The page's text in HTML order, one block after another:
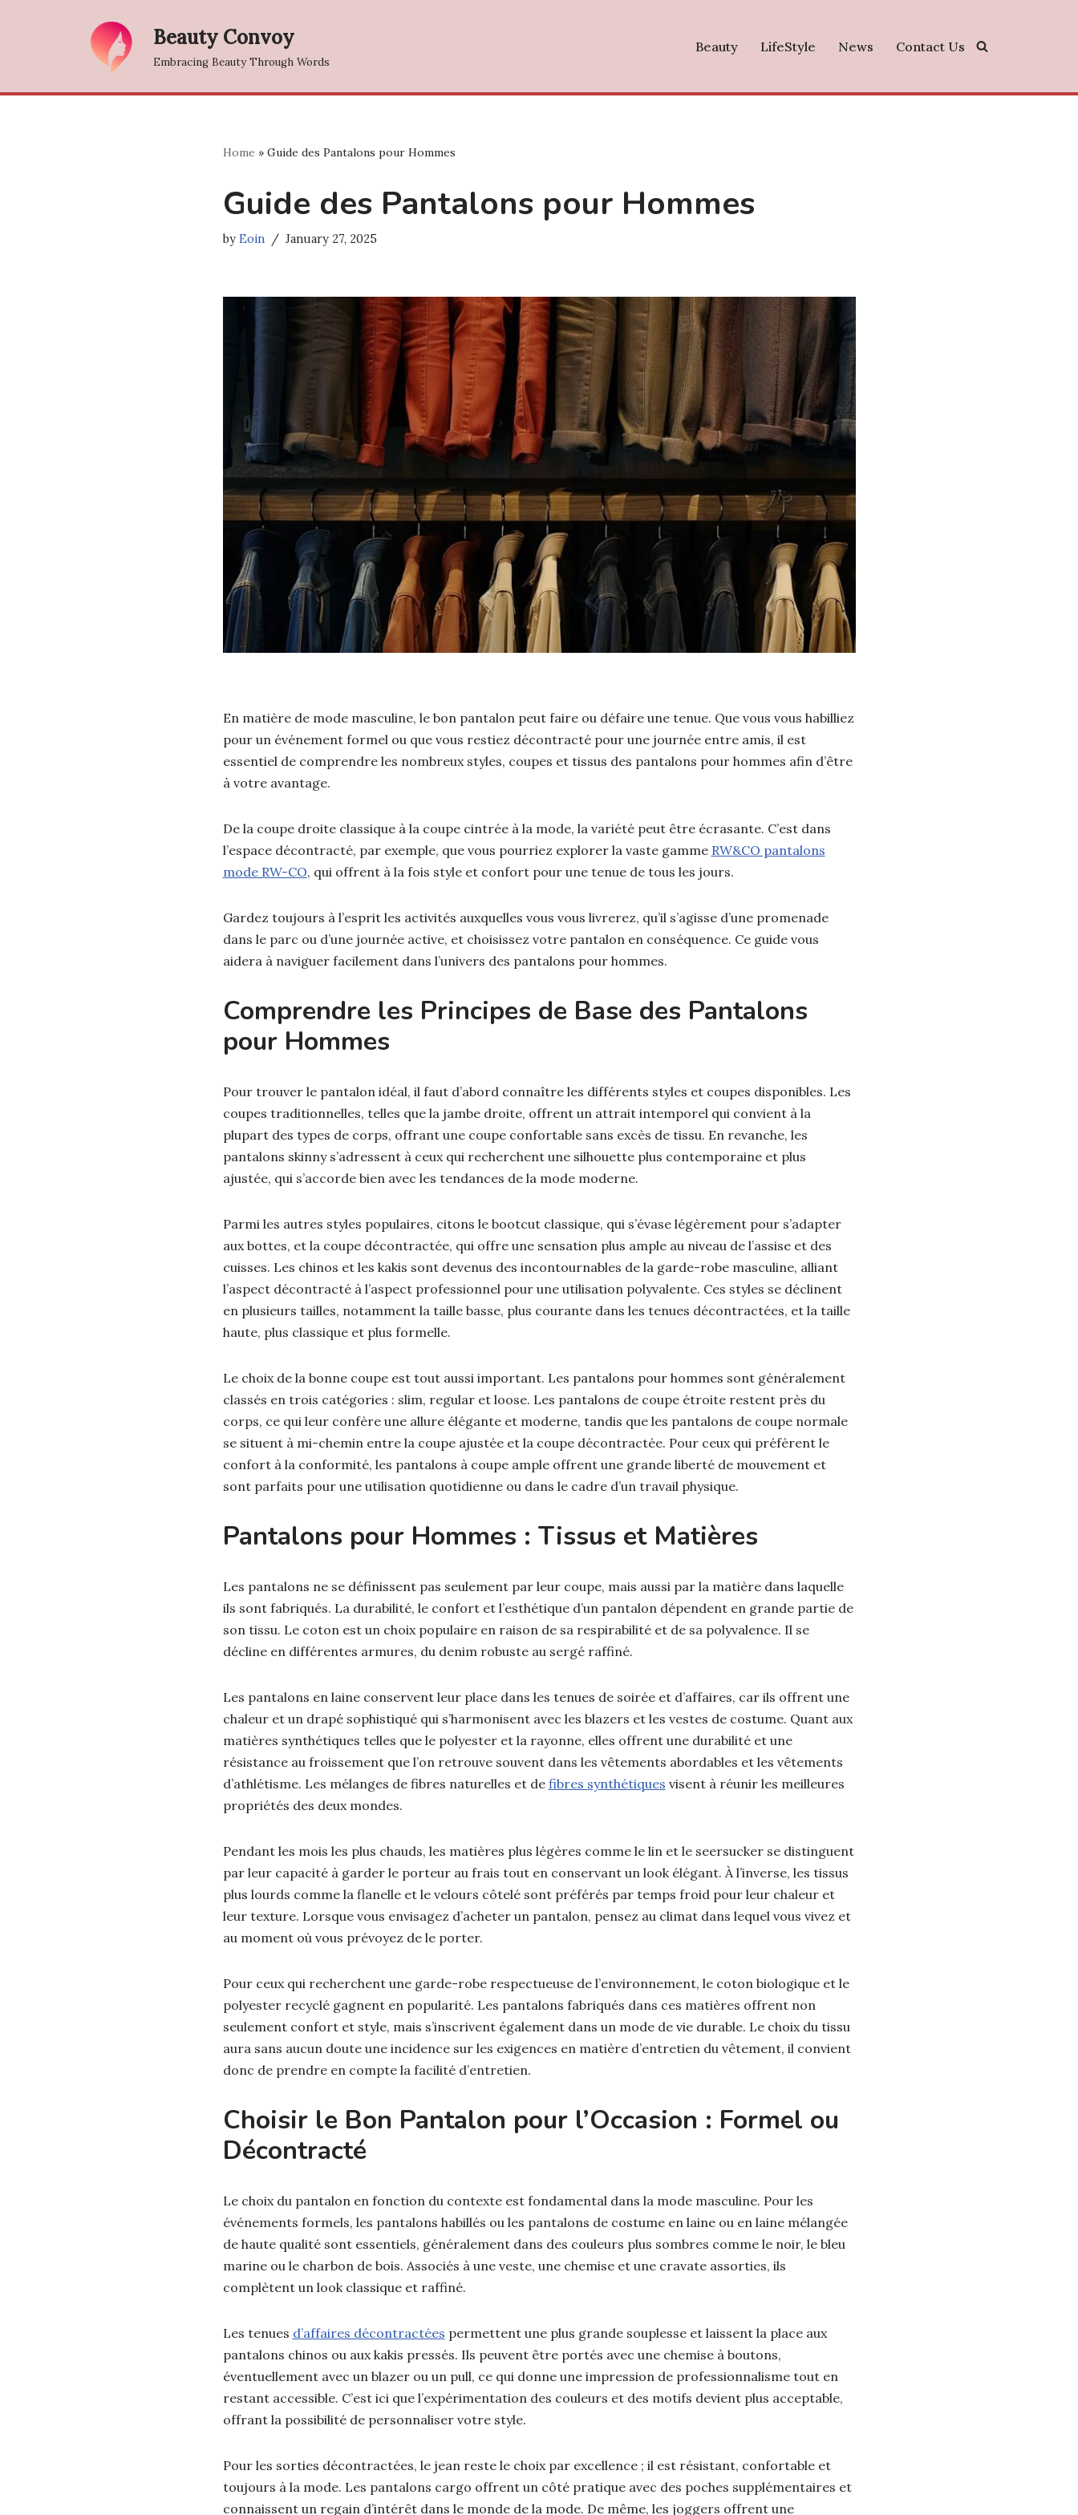
Beauty Convoy
Embracing Beauty Through Words
Beauty LifeStyle News Contact Us
Home » Guide des Pantalons pour Hommes
Guide des Pantalons pour Hommes
by Eoin January 27, 2025
En matière de mode masculine, le bon pantalon peut faire ou défaire une tenue. Que vous vous habilliez
pour un événement formel ou que vous restiez décontracté pour une journée entre amis, il est
essentiel de comprendre les nombreux styles, coupes et tissus des pantalons pour hommes afin d’être
à votre avantage.
De la coupe droite classique à la coupe cintrée à la mode, la variété peut être écrasante. C’est dans
l’espace décontracté, par exemple, que vous pourriez explorer la vaste gamme RW&CO pantalons
mode RW-CO, qui offrent à la fois style et confort pour une tenue de tous les jours.
Gardez toujours à l’esprit les activités auxquelles vous vous livrerez, qu’il s’agisse d’une promenade
dans le parc ou d’une journée active, et choisissez votre pantalon en conséquence. Ce guide vous
aidera à naviguer facilement dans l’univers des pantalons pour hommes.
Comprendre les Principes de Base des Pantalons
pour Hommes
Pour trouver le pantalon idéal, il faut d’abord connaître les différents styles et coupes disponibles. Les
coupes traditionnelles, telles que la jambe droite, offrent un attrait intemporel qui convient à la
plupart des types de corps, offrant une coupe confortable sans excès de tissu. En revanche, les
pantalons skinny s’adressent à ceux qui recherchent une silhouette plus contemporaine et plus
ajustée, qui s’accorde bien avec les tendances de la mode moderne.
Parmi les autres styles populaires, citons le bootcut classique, qui s’évase légèrement pour s’adapter
aux bottes, et la coupe décontractée, qui offre une sensation plus ample au niveau de l’assise et des
cuisses. Les chinos et les kakis sont devenus des incontournables de la garde-robe masculine, alliant
l’aspect décontracté à l’aspect professionnel pour une utilisation polyvalente. Ces styles se déclinent
en plusieurs tailles, notamment la taille basse, plus courante dans les tenues décontractées, et la taille
haute, plus classique et plus formelle.
Le choix de la bonne coupe est tout aussi important. Les pantalons pour hommes sont généralement
classés en trois catégories : slim, regular et loose. Les pantalons de coupe étroite restent près du
corps, ce qui leur confère une allure élégante et moderne, tandis que les pantalons de coupe normale
se situent à mi-chemin entre la coupe ajustée et la coupe décontractée. Pour ceux qui préfèrent le
confort à la conformité, les pantalons à coupe ample offrent une grande liberté de mouvement et
sont parfaits pour une utilisation quotidienne ou dans le cadre d’un travail physique.
Pantalons pour Hommes : Tissus et Matières
Les pantalons ne se définissent pas seulement par leur coupe, mais aussi par la matière dans laquelle
ils sont fabriqués. La durabilité, le confort et l’esthétique d’un pantalon dépendent en grande partie de
son tissu. Le coton est un choix populaire en raison de sa respirabilité et de sa polyvalence. Il se
décline en différentes armures, du denim robuste au sergé raffiné.
Les pantalons en laine conservent leur place dans les tenues de soirée et d’affaires, car ils offrent une
chaleur et un drapé sophistiqué qui s’harmonisent avec les blazers et les vestes de costume. Quant aux
matières synthétiques telles que le polyester et la rayonne, elles offrent une durabilité et une
résistance au froissement que l’on retrouve souvent dans les vêtements abordables et les vêtements
d’athlétisme. Les mélanges de fibres naturelles et de fibres synthétiques visent à réunir les meilleures
propriétés des deux mondes.
Pendant les mois les plus chauds, les matières plus légères comme le lin et le seersucker se distinguent
par leur capacité à garder le porteur au frais tout en conservant un look élégant. À l’inverse, les tissus
plus lourds comme la flanelle et le velours côtelé sont préférés par temps froid pour leur chaleur et
leur texture. Lorsque vous envisagez d’acheter un pantalon, pensez au climat dans lequel vous vivez et
au moment où vous prévoyez de le porter.
Pour ceux qui recherchent une garde-robe respectueuse de l’environnement, le coton biologique et le
polyester recyclé gagnent en popularité. Les pantalons fabriqués dans ces matières offrent non
seulement confort et style, mais s’inscrivent également dans un mode de vie durable. Le choix du tissu
aura sans aucun doute une incidence sur les exigences en matière d’entretien du vêtement, il convient
donc de prendre en compte la facilité d’entretien.
Choisir le Bon Pantalon pour l’Occasion : Formel ou
Décontracté
Le choix du pantalon en fonction du contexte est fondamental dans la mode masculine. Pour les
événements formels, les pantalons habillés ou les pantalons de costume en laine ou en laine mélangée
de haute qualité sont essentiels, généralement dans des couleurs plus sombres comme le noir, le bleu
marine ou le charbon de bois. Associés à une veste, une chemise et une cravate assorties, ils
complètent un look classique et raffiné.
Les tenues d’affaires décontractées permettent une plus grande souplesse et laissent la place aux
pantalons chinos ou aux kakis pressés. Ils peuvent être portés avec une chemise à boutons,
éventuellement avec un blazer ou un pull, ce qui donne une impression de professionnalisme tout en
restant accessible. C’est ici que l’expérimentation des couleurs et des motifs devient plus acceptable,
offrant la possibilité de personnaliser votre style.
Pour les sorties décontractées, le jean reste le choix par excellence ; il est résistant, confortable et
toujours à la mode. Les pantalons cargo offrent un côté pratique avec des poches supplémentaires et
connaissent un regain d’intérêt dans le monde de la mode. De même, les joggers offrent une